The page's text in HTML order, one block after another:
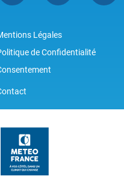
Légales
de Confidentialité